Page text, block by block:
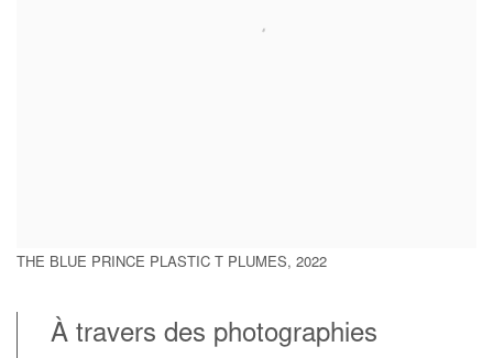
THE BLUE PRINCE PLASTIC T PLUMES, 2022
À travers des photographies